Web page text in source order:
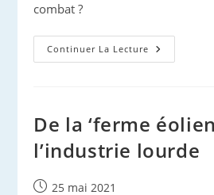
combat ?
Continuer La Lecture Nage-
Avec,
De la ‘ferme
l’industrie lourde
Publication
25 mai 2021